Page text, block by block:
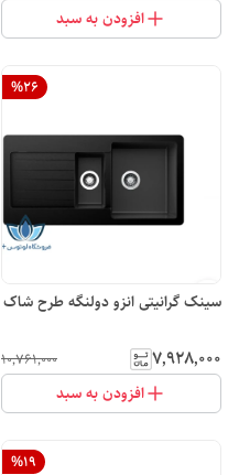
افزودن به سبد
%26
سینک گرانیتی انزو دولنگه طرح شاک
۷٬۹۲۸٬۰۰۰ ۱۰٬۷۶۱٬۰۰۰
افزودن به سبد
%19